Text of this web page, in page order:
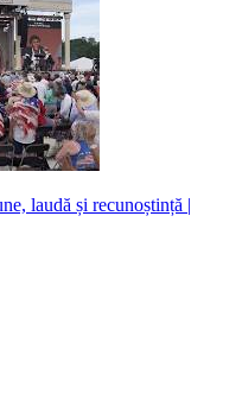
laudă și recunoștință |